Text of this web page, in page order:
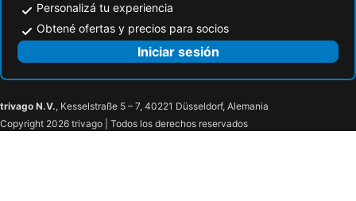
Personalizá tu experiencia
Obtené ofertas y precios para socios
Iniciar sesión
trivago N.V., Kesselstraße 5 – 7, 40221 Düsseldorf, Alemania
Copyright 2026 trivago | Todos los derechos reservados